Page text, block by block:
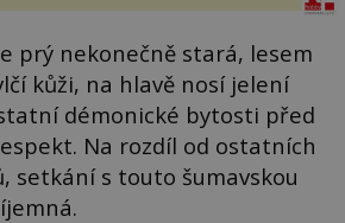
prý nekonečně stará, lesem
kůži, na hlavě nosí jelení
démonické bytosti před
Na rozdíl od ostatních
setkání s touto šumavskou